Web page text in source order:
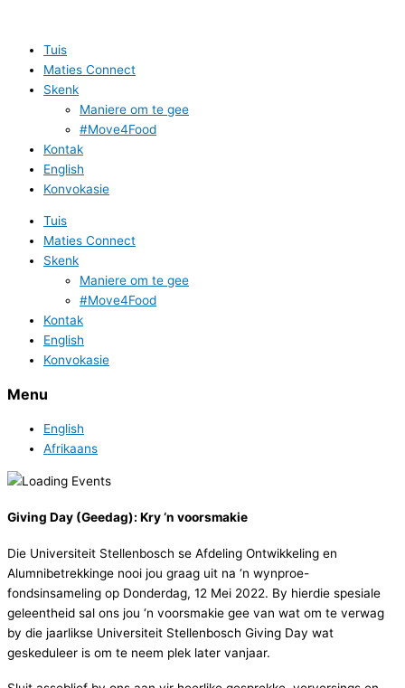
contentTuis
Maties Connect
Skenk
Maniere om te gee
#Move4Food
Kontak
English
Konvokasie
Tuis
Maties Connect
Skenk
Maniere om te gee
#Move4Food
Kontak
English
Konvokasie
Menu
English
Afrikaans
Giving Day (Geedag): Kry ‘n voorsmakie
Die Universiteit Stellenbosch se Afdeling Ontwikkeling en
Alumnibetrekkinge nooi jou graag uit na ‘n wynproe-
fondsinsameling op Donderdag, 12 Mei 2022. By hierdie spesiale
geleentheid sal ons jou ‘n voorsmakie gee van wat om te verwag
by die jaarlikse Universiteit Stellenbosch Giving Day wat
geskeduleer is om te neem plek later vanjaar.